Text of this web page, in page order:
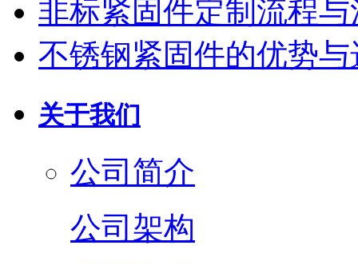
非标紧固件定制流程
不锈钢紧固件的优势
关于我们
公司简介
公司架构